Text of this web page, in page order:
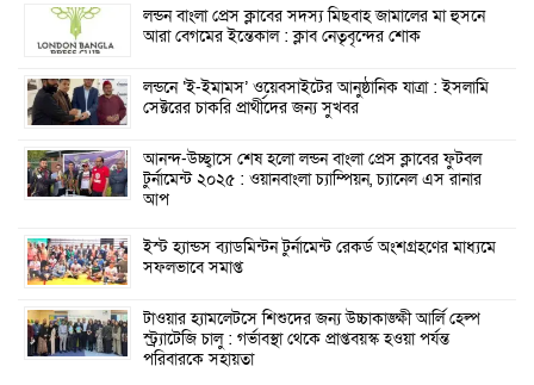
লন্ডন বাংলা প্রেস ক্লাবের সদস্য মিছবাহ জামালের মা হুসনে
আরা বেগমের ইন্তেকাল : ক্লাব নেতৃবৃন্দের শোক
লন্ডনে ‘ই-ইমামস’ ওয়েবসাইটের আনুষ্ঠানিক যাত্রা : ইসলামি
সেক্টরের চাকরি প্রার্থীদের জন্য সুখবর
আনন্দ-উচ্ছ্বাসে শেষ হলো লন্ডন বাংলা প্রেস ক্লাবের ফুটবল
টুর্নামেন্ট ২০২৫ : ওয়ানবাংলা চ্যাম্পিয়ন, চ্যানেল এস রানার
আপ
ইস্ট হ্যান্ডস ব্যাডমিন্টন টুর্নামেন্ট রেকর্ড অংশগ্রহণের মাধ্যমে
সফলভাবে সমাপ্ত
টাওয়ার হ্যামলেটসে শিশুদের জন্য উচ্চাকাঙ্ক্ষী আর্লি হেল্প
স্ট্র্যাটেজি চালু : গর্ভাবস্থা থেকে প্রাপ্তবয়স্ক হওয়া পর্যন্ত
পরিবারকে সহায়তা